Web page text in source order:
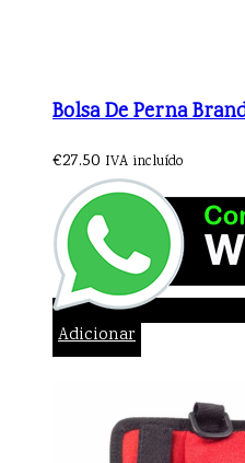
Bolsa De Perna
€27.50 IVA incluído
Adicionar